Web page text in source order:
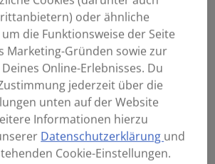
oder ähnliche
die Funktionsweise der Seite
Marketing-Gründen sowie zur
Online-Erlebnisses. Du
jederzeit über die
unten auf der Website
Informationen hierzu
Datenschutzerklärung und
Cookie-Einstellungen.